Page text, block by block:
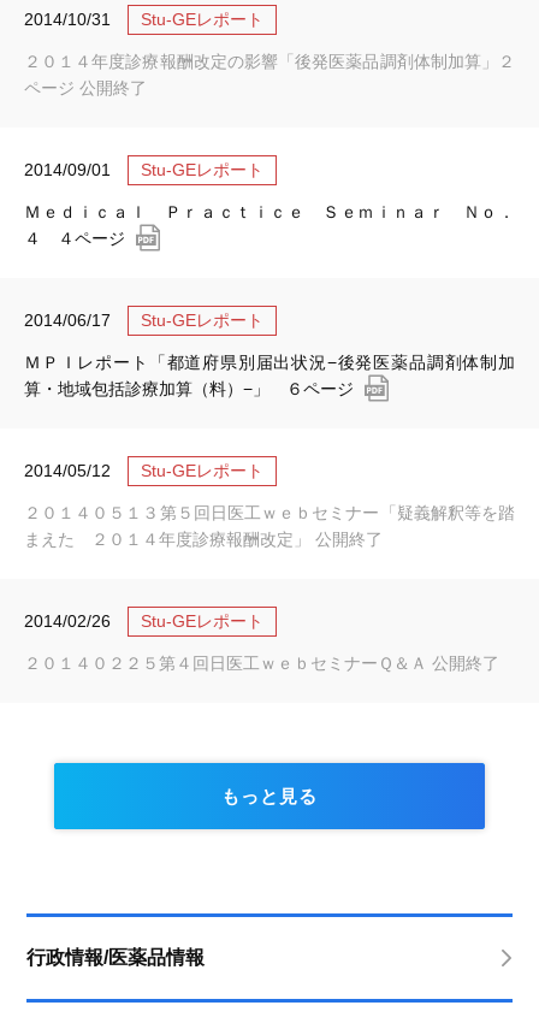
2014/10/31 Stu-GEレポート
２０１４年度診療報酬改定の影響「後発医薬品調剤体制加算」２
ページ 公開終了
2014/09/01 Stu-GEレポート
Ｍｅｄｉｃａｌ Ｐｒａｃｔｉｃｅ Ｓｅｍｉｎａｒ Ｎｏ．
４ ４ページ
2014/06/17 Stu-GEレポート
ＭＰＩレポート「都道府県別届出状況−後発医薬品調剤体制加
算・地域包括診療加算（料）−」 ６ページ
2014/05/12 Stu-GEレポート
２０１４０５１３第５回日医工ｗｅｂセミナー「疑義解釈等を踏
まえた ２０１４年度診療報酬改定」 公開終了
2014/02/26 Stu-GEレポート
２０１４０２２５第４回日医工ｗｅｂセミナーＱ＆Ａ 公開終了
もっと見る
行政情報/医薬品情報